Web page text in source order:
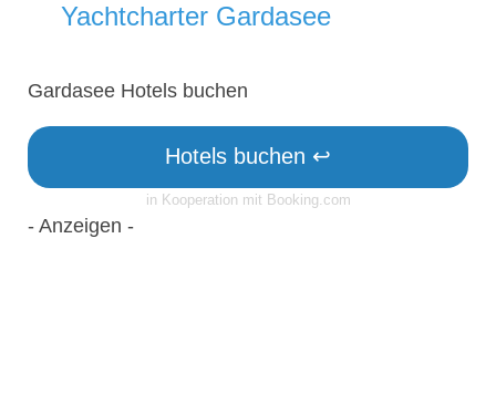
Yachtcharter Gardasee
Gardasee Hotels buchen
Hotels buchen ↩
in Kooperation mit Booking.com
- Anzeigen -